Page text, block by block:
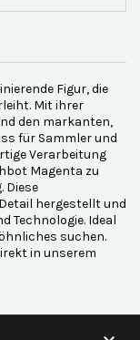
Figur, die
Mit ihrer
den markanten,
für Sammler und
Verarbeitung
Magenta zu
Diese
hergestellt und
Technologie. Ideal
suchen.
in unserem